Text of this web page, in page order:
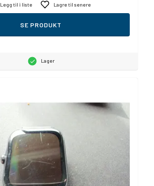
Legg til i liste Lagre til senere
SE PRODUKT
Lager